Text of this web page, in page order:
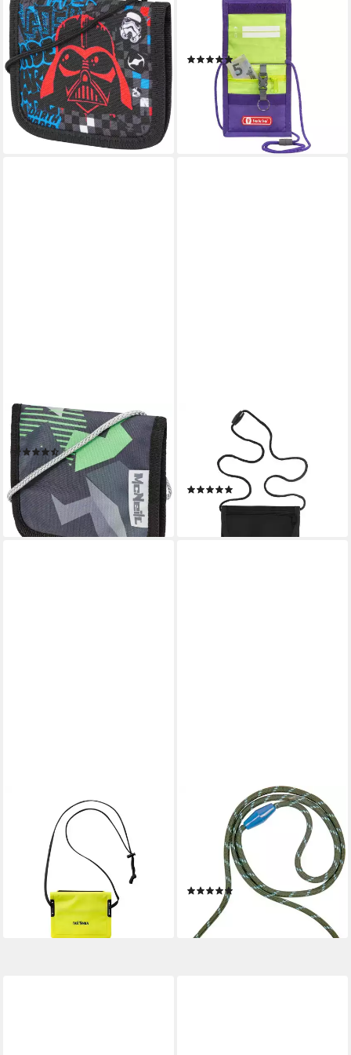
MCNEILL
Brustbeutel Star Wars, Darth
Vader
ab 9,90 € UVP12,95 €
-24%
lieferbar - in 4-5 Werktagen bei dir
STEP BY STEP
Brustbeutel mit Fensterfach,
Kleingeldfach (1-tlg)
(64)
10,09 € UVP12,99 €
lieferbar - in 2-3 Werktagen bei dir
+37
MCNEILL
Brustbeutel Techno
(3)
ab 7,99 € UVP12,95 €
-38%
lieferbar - in 3-4 Werktagen bei dir
Brustbeutel PAGNA
Brustbeutel, aus Nylon,
schwarz
ab 7,79 €
lieferbar - in 2-3 Werktagen bei dir
Brustbeutel WP ID Pocket
Wasserdichter Brustbeutel
16,00 €
lieferbar - in 3-4 Werktagen bei dir
COPPENRATH DIE SPIEGELBURG
Brustbeutel Brustbeutel Dino
- Dino Friends - Kinder (Set,
1-tlg., 1), mit Klarsichtfach und
abnehmbarer Kordel
ab 12,95 €
lieferbar - in 3-4 Werktagen bei dir